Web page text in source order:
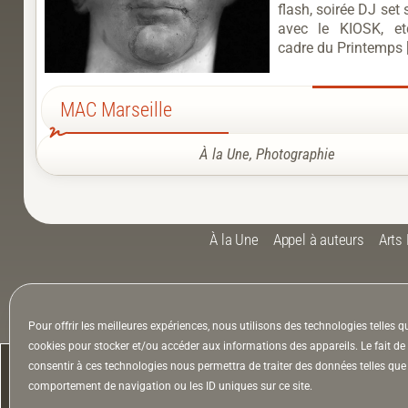
Pour offrir les meilleures expériences, nous utilisons des technologies telles
cookies pour stocker et/ou accéder aux informations des appareils. Le fait de
consentir à ces technologies nous permettra de traiter des données telles que
comportement de navigation ou les ID uniques sur ce site.
flash, soirée DJ set
avec le KIOSK,
cadre du Printemps
MAC Marseille
À la Une, Photographie
À la Une Appel à auteurs Arts
la Lettre & l’Hebdo